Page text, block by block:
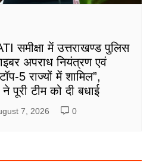
समीक्षा में उत्तराखण्ड पुलिस
अपराध नियंत्रण एवं
5 राज्यों में शामिल”,
पूरी टीम को दी बधाई
7, 2026 0